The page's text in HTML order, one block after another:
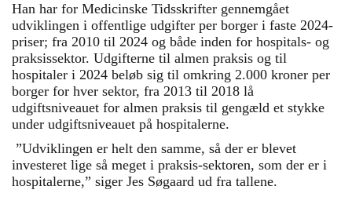
Han har for Medicinske Tidsskrifter gennemgået
udviklingen i offentlige udgifter per borger i faste 2024-
priser; fra 2010 til 2024 og både inden for hospitals- og
praksissektor. Udgifterne til almen praksis og til
hospitaler i 2024 beløb sig til omkring 2.000 kroner per
borger for hver sektor, fra 2013 til 2018 lå
udgiftsniveauet for almen praksis til gengæld et stykke
under udgiftsniveauet på hospitalerne.
”Udviklingen er helt den samme, så der er blevet
investeret lige så meget i praksis-sektoren, som der er i
hospitalerne,” siger Jes Søgaard ud fra tallene.